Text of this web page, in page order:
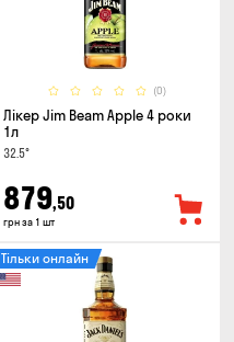
(0)
Лікер Jim Beam Apple 4 роки
1л
32.5°
879,50
грн за 1 шт
Тільки онлайн